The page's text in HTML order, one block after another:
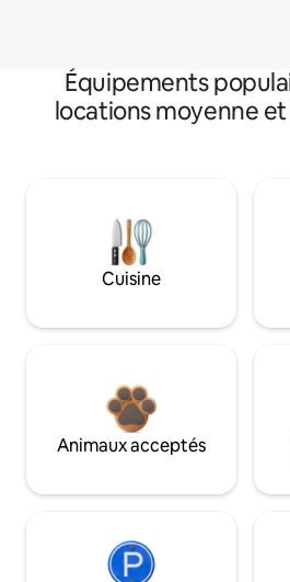
Équipements
locations moyenne
Cuisine
Animaux acceptés